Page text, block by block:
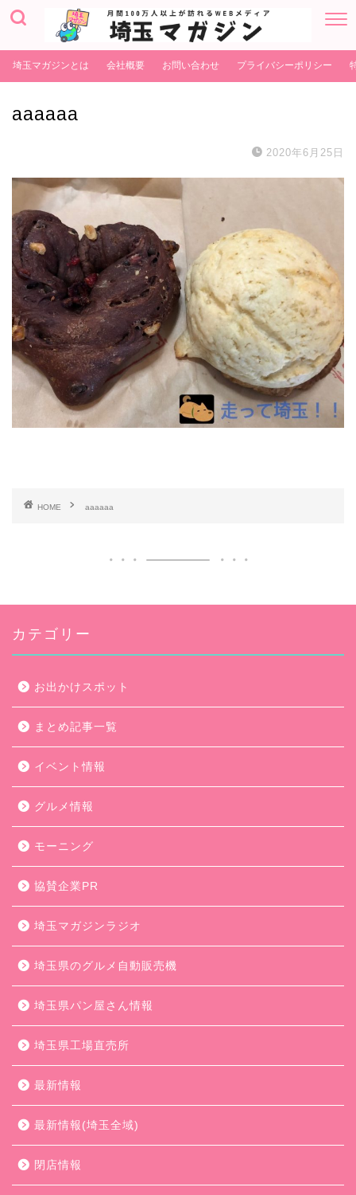
埼玉マガジンとは 会社概要 お問い合わせ プライバシーポリシー
aaaaaa
2020年6月25日
HOME aaaaaa
カテゴリー
お出かけスポット
まとめ記事一覧
イベント情報
グルメ情報
モーニング
協賛企業PR
埼玉マガジンラジオ
埼玉県のグルメ自動販売機
埼玉県パン屋さん情報
埼玉県工場直売所
最新情報
最新情報(埼玉全域)
閉店情報